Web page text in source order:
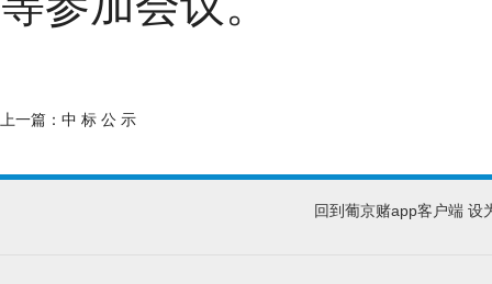
上一篇： 中 标 公 示
回到葡京赌app客户端 设